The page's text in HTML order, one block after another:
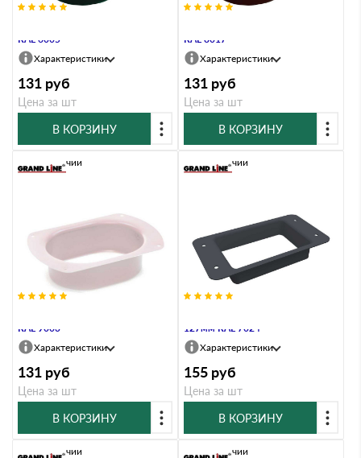
RAL 6005
Характеристики
131 руб
Цена за шт
В КОРЗИНУ
RAL 8017
Характеристики
131 руб
Цена за шт
В КОРЗИНУ
RAL 9003
В наличии
Характеристики
131 руб
Цена за шт
В КОРЗИНУ
127мм RAL 7024
В наличии
Характеристики
155 руб
Цена за шт
В КОРЗИНУ
В наличии В наличии